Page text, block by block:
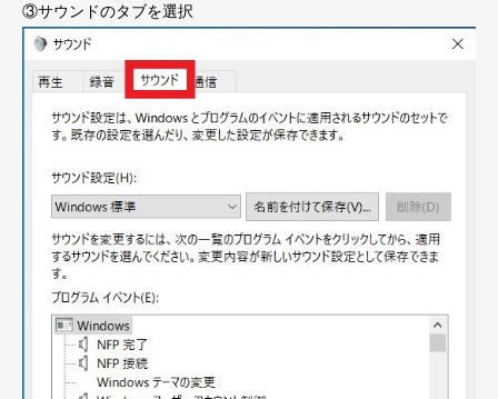
③サウンドのタブを選択